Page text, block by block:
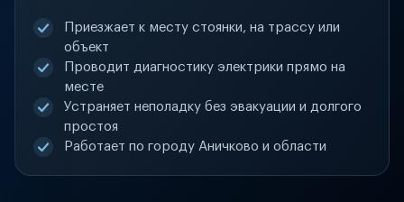
Приезжает к месту стоянки, на трассу или
объект
Проводит диагностику электрики прямо на
месте
Устраняет неполадку без эвакуации и долгого
простоя
Работает по городу Аничково и области